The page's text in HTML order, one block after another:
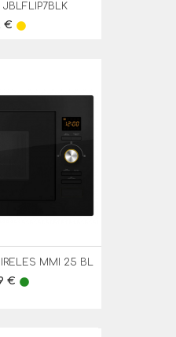
JBLFLIP7BLK
€ lens
MMI 25 BL
€ lens